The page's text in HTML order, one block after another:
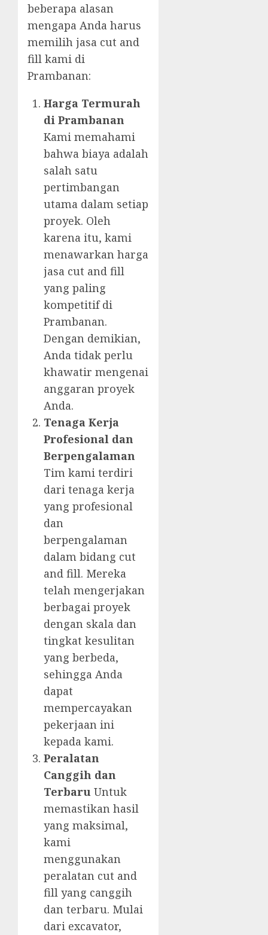
beberapa alasan
mengapa Anda harus
memilih jasa cut and
fill kami di
Prambanan:
Harga Termurah
di Prambanan
Kami memahami
bahwa biaya adalah
salah satu
pertimbangan
utama dalam setiap
proyek. Oleh
karena itu, kami
menawarkan harga
jasa cut and fill
yang paling
kompetitif di
Prambanan.
Dengan demikian,
Anda tidak perlu
khawatir mengenai
anggaran proyek
Anda.
Tenaga Kerja
Profesional dan
Berpengalaman
Tim kami terdiri
dari tenaga kerja
yang profesional
dan
berpengalaman
dalam bidang cut
and fill. Mereka
telah mengerjakan
berbagai proyek
dengan skala dan
tingkat kesulitan
yang berbeda,
sehingga Anda
dapat
mempercayakan
pekerjaan ini
kepada kami.
Peralatan
Canggih dan
Terbaru Untuk
memastikan hasil
yang maksimal,
kami
menggunakan
peralatan cut and
fill yang canggih
dan terbaru. Mulai
dari excavator,